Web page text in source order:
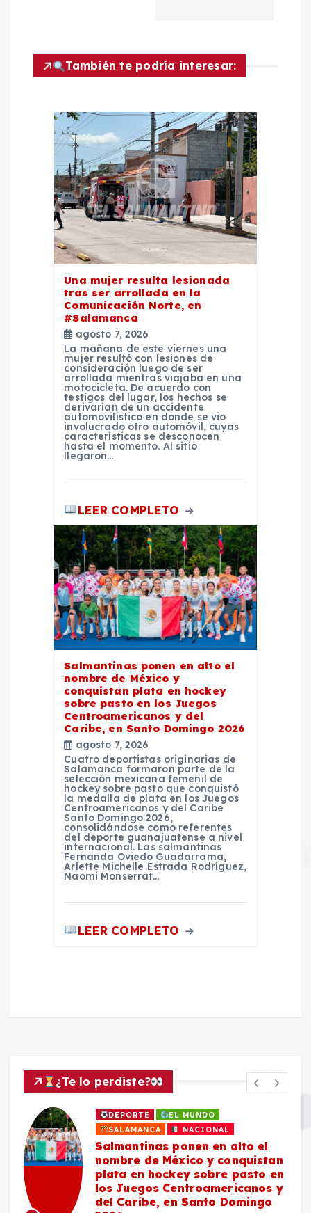
n
También te podría interesar:
Una mujer resulta lesionada
tras ser arrollada en la
Comunicación Norte, en
#Salamanca
agosto 7, 2026
La mañana de este viernes una
mujer resultó con lesiones de
consideración luego de ser
arrollada mientras viajaba en una
motocicleta. De acuerdo con
testigos del lugar, los hechos se
derivarían de un accidente
automovilístico en donde se vio
involucrado otro automóvil, cuyas
características se desconocen
hasta el momento. Al sitio
llegaron…
LEER COMPLETO
Salmantinas ponen en alto el
nombre de México y
conquistan plata en hockey
sobre pasto en los Juegos
Centroamericanos y del
Caribe, en Santo Domingo 2026
agosto 7, 2026
Cuatro deportistas originarias de
Salamanca formaron parte de la
selección mexicana femenil de
hockey sobre pasto que conquistó
la medalla de plata en los Juegos
Centroamericanos y del Caribe
Santo Domingo 2026,
consolidándose como referentes
del deporte guanajuatense a nivel
internacional. Las salmantinas
Fernanda Oviedo Guadarrama,
Arlette Michelle Estrada Rodríguez,
Naomi Monserrat…
LEER COMPLETO
¿Te lo perdiste?
DEPORTE
EL MUNDO
SALAMANCA
NACIONAL
Salmantinas ponen en alto el
nombre de México y conquistan
plata en hockey sobre pasto en
los Juegos Centroamericanos y
del Caribe, en Santo Domingo